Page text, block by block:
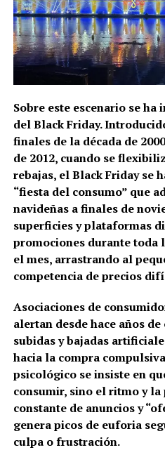
Sobre este escenario se
del Black Friday.
finales de la década de
de 2012, cuando se
rebajas, el Black Friday se
“fiesta del consumo” que
navideñas a finales de
superficies y plataformas
promociones durante toda
el mes, arrastrando al
competencia de precios
Asociaciones de
alertan desde hace años
subidas y bajadas
hacia la compra
psicológico se insiste en
consumir, sino el ritmo y
constante de anuncios y
genera picos de euforia
culpa o frustración.